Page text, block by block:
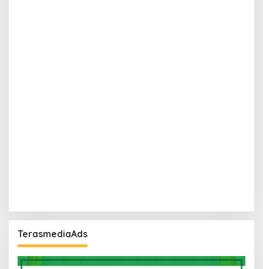
TerasmediaAds